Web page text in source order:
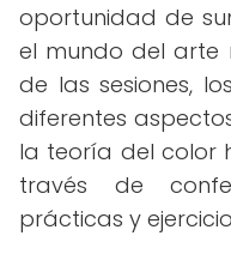
oportunidad de
el mundo del arte
de las sesiones,
diferentes
la teoría del color
través de
prácticas y